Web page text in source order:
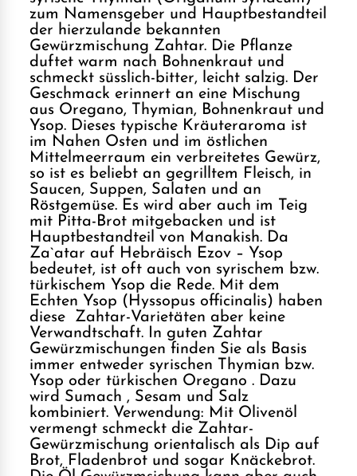
zum Namensgeber und Hauptbestandteil
der hierzulande bekannten
Gewürzmischung Zahtar. Die Pflanze
duftet warm nach Bohnenkraut und
schmeckt süsslich-bitter, leicht salzig. Der
Geschmack erinnert an eine Mischung
aus Oregano, Thymian, Bohnenkraut und
Ysop. Dieses typische Kräuteraroma ist
im Nahen Osten und im östlichen
Mittelmeerraum ein verbreitetes Gewürz,
so ist es beliebt an gegrilltem Fleisch, in
Saucen, Suppen, Salaten und an
Röstgemüse. Es wird aber auch im Teig
mit Pitta-Brot mitgebacken und ist
Hauptbestandteil von Manakish. Da
Za`atar auf Hebräisch Ezov – Ysop
bedeutet, ist oft auch von syrischem bzw.
türkischem Ysop die Rede. Mit dem
Echten Ysop (Hyssopus officinalis) haben
diese Zahtar-Varietäten aber keine
Verwandtschaft. In guten Zahtar
Gewürzmischungen finden Sie als Basis
immer entweder syrischen Thymian bzw.
Ysop oder türkischen Oregano . Dazu
wird Sumach , Sesam und Salz
kombiniert. Verwendung: Mit Olivenöl
vermengt schmeckt die Zahtar-
Gewürzmischung orientalisch als Dip auf
Brot, Fladenbrot und sogar Knäckebrot.